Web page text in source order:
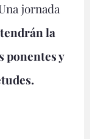
jornada
la
ponentes y